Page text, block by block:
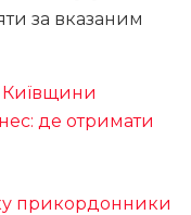
за вказаним
де отримати
прикордонники